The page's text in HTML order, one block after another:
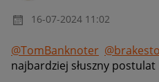
‎16-07-2024 11:02
@TomBanknoter
najbardziej słuszny postulat